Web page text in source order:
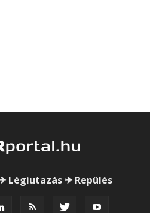
Légiutazás ✈ Repülés